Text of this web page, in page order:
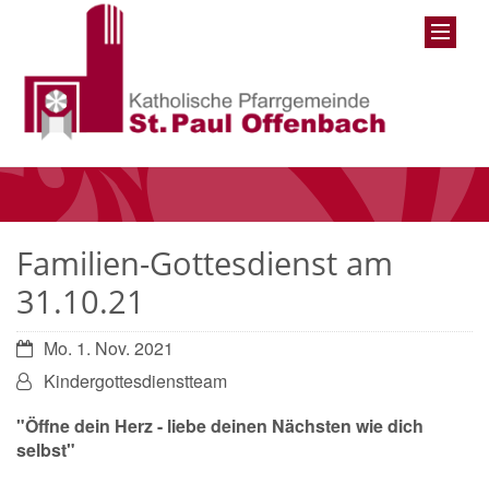
Familien-Gottesdienst am
31.10.21
Datum:Mo. 1. Nov. 2021
Von:Kindergottesdienstteam
"Öffne dein Herz - liebe deinen Nächsten wie dich
selbst"